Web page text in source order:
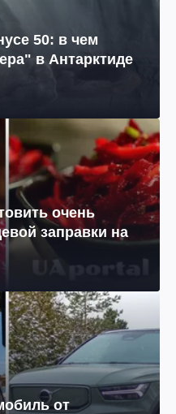
50: в чем
в Антарктиде
очень
заправки на
от